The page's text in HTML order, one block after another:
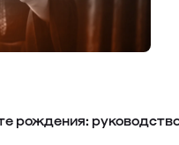
рождения: